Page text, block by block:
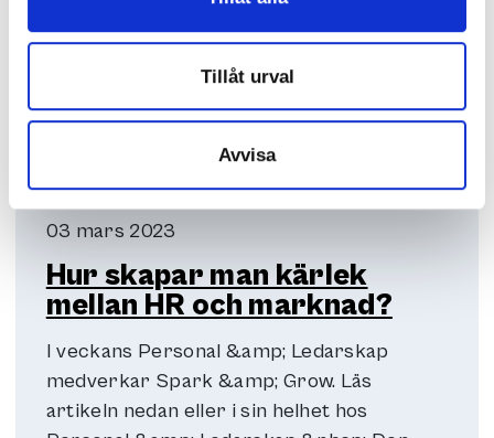
Tillåt urval
Avvisa
03 mars 2023
Hur skapar man kärlek
mellan HR och marknad?
I veckans Personal &amp; Ledarskap
medverkar Spark &amp; Grow. Läs
artikeln nedan eller i sin helhet hos